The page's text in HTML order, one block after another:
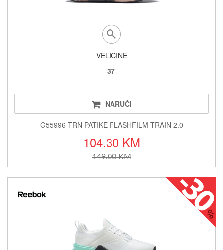
VELIČINE
37
NARUČI
G55996 TRN PATIKE FLASHFILM TRAIN 2.0
104.30 KM
149.00 KM